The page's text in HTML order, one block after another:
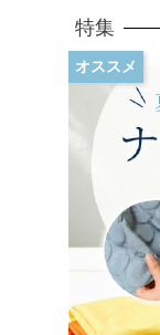
特集
オススメ